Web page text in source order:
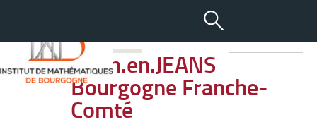
aA - +
27 MAI 2026
Math.en.JEANS
Bourgogne Franche-
Comté